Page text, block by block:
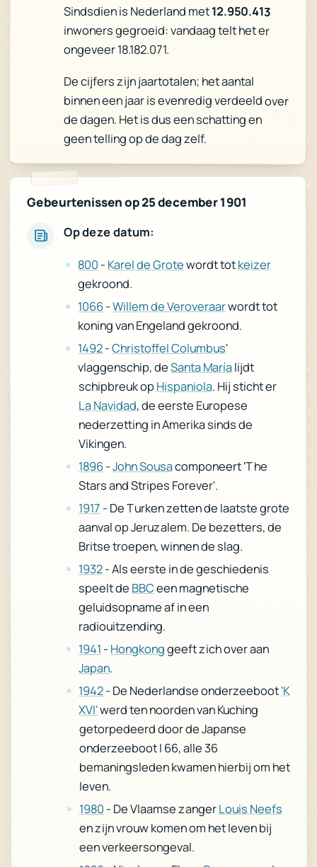
Sindsdien is Nederland met12.950.413
inwoners gegroeid: vandaag telt het er
ongeveer 18.182.071.
De cijfers zijn jaartotalen; het aantal
binnen een jaar is evenredig verdeeld over
de dagen. Het is dus een schatting en
geen telling op de dag zelf.
Gebeurtenissen op 25 december 1901
Op deze datum:
800 - Karel de Grotewordt totkeizer
gekroond.
1066-Willem de Veroveraarwordt tot
koning van Engeland gekroond.
1492-Christoffel Columbus'
vlaggenschip, deSanta Maríalijdt
schipbreuk op Hispaniola. Hij sticht er
La Navidad, de eerste Europese
nederzetting in Amerika sinds de
Vikingen.
1896-John Sousacomponeert 'The
Stars and Stripes Forever'.
1917 - De Turken zetten de laatste grote
aanval op Jeruzalem. De bezetters, de
Britse troepen, winnen de slag.
1932- Als eerste in de geschiedenis
speelt de BBCeen magnetische
geluidsopname af in een
radiouitzending.
1941 - Hongkonggeeft zich over aan
Japan.
1942- De Nederlandse onderzeeboot'K
XVI'werd ten noorden van Kuching
getorpedeerd door de Japanse
onderzeeboot I 66, alle 36
bemaningsleden kwamen hierbij om het
leven.
1980 - De Vlaamse zangerLouis Neefs
en zijn vrouw komen om het leven bij
een verkeersongeval.